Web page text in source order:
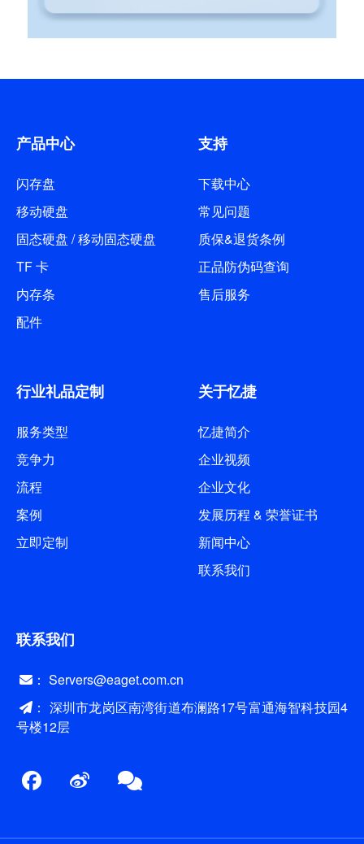
产品中心
闪存盘
移动硬盘
固态硬盘 / 移动固态硬盘
TF 卡
内存条
配件
支持
下载中心
常见问题
质保&退货条例
正品防伪码查询
售后服务
行业礼品定制
服务类型
竞争力
流程
案例
立即定制
关于忆捷
忆捷简介
企业视频
企业文化
发展历程 & 荣誉证书
新闻中心
联系我们
联系我们
： Servers@eaget.com.cn
： 深圳市龙岗区南湾街道布澜路17号富通海智科技园4
号楼12层